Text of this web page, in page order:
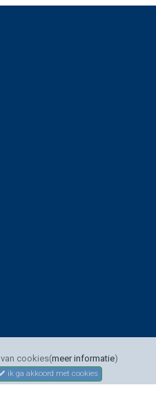
cookies(meer informatie)
ik ga akkoord met cookies